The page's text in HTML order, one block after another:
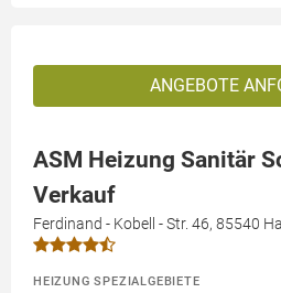
ANGEBOTE
ASM Heizung Sanitär
Verkauf
Ferdinand - Kobell - Str. 46, 85540
HEIZUNG SPEZIALGEBIETE